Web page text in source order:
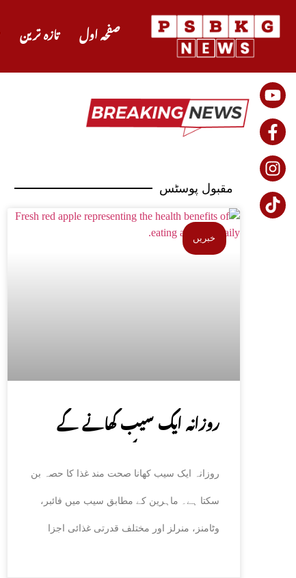
تازہ ترین صفحہ اول
مقبول پوسٹس
خبریں
روزانہ ایک سیب کھانے کے
نے بتا دیے
روزانہ ایک سیب کھانا صحت مند غذا کا حصہ بن
سکتا ہے۔ ماہرین کے مطابق سیب میں فائبر،
وٹامنز، منرلز اور مختلف قدرتی غذائی اجزا